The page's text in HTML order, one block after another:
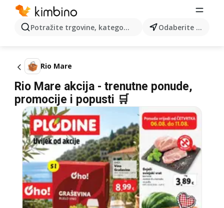
Potražite trgovine, kategorije, proizvode... Odaberite grad
Rio Mare
Rio Mare akcija - trenutne ponude,
promocije i popusti 🛒